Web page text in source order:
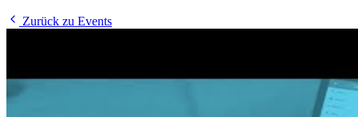
Zurück zu Events